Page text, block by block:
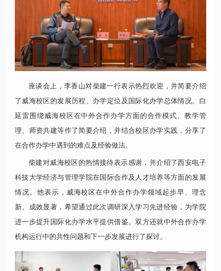
座谈会上，李香山对柴建一行表示热烈欢迎，并简要介绍
了威海校区的发展历程、办学定位及国际化办学总体情况。白
延雷围绕威海校区在中外合作办学方面的合作模式、教学管
理、师资共建等作了简要介绍，并结合校区办学实践，分享了
在合作办学中遇到的难点及经验做法。
柴建对威海校区的热情接待表示感谢，并介绍了西安电子
科技大学经济与管理学院在国际合作及人才培养等方面的发展
情况。他表示，威海校区在中外合作办学领域起步早、理念
新、成效显著，希望通过此次调研深入学习先进经验，为学院
进一步提升国际化办学水平提供借鉴。双方还就中外合作办学
机构运行中的共性问题和下一步发展进行了探讨。